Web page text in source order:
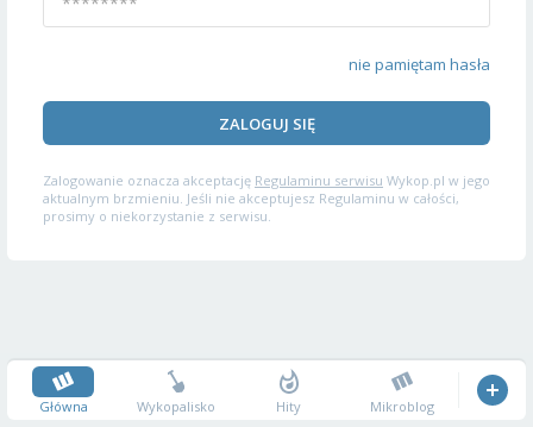
nie pamiętam hasła
ZALOGUJ SIĘ
Zalogowanie oznacza akceptację Regulaminu serwisu Wykop.pl w jego
aktualnym brzmieniu. Jeśli nie akceptujesz Regulaminu w całości,
prosimy o niekorzystanie z serwisu.
Główna Wykopalisko Hity Mikroblog